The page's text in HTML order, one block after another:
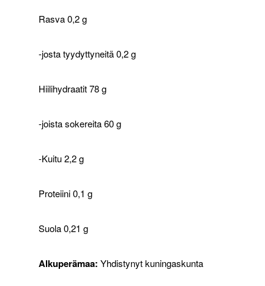
Rasva 0,2 g
-josta tyydyttyneitä 0,2 g
Hiilihydraatit 78 g
-joista sokereita 60 g
-Kuitu 2,2 g
Proteiini 0,1 g
Suola 0,21 g
Alkuperämaa: Yhdistynyt kuningaskunta